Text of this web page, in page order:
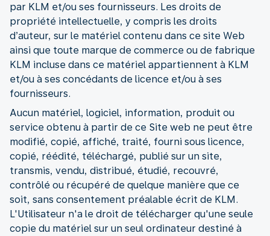
par KLM et/ou ses fournisseurs. Les droits de
propriété intellectuelle, y compris les droits
d’auteur, sur le matériel contenu dans ce site Web
ainsi que toute marque de commerce ou de fabrique
KLM incluse dans ce matériel appartiennent à KLM
et/ou à ses concédants de licence et/ou à ses
fournisseurs.
Aucun matériel, logiciel, information, produit ou
service obtenu à partir de ce Site web ne peut être
modifié, copié, affiché, traité, fourni sous licence,
copié, réédité, téléchargé, publié sur un site,
transmis, vendu, distribué, étudié, recouvré,
contrôlé ou récupéré de quelque manière que ce
soit, sans consentement préalable écrit de KLM.
L'Utilisateur n'a le droit de télécharger qu'une seule
copie du matériel sur un seul ordinateur destiné à